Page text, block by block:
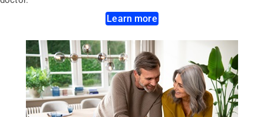
Learn more